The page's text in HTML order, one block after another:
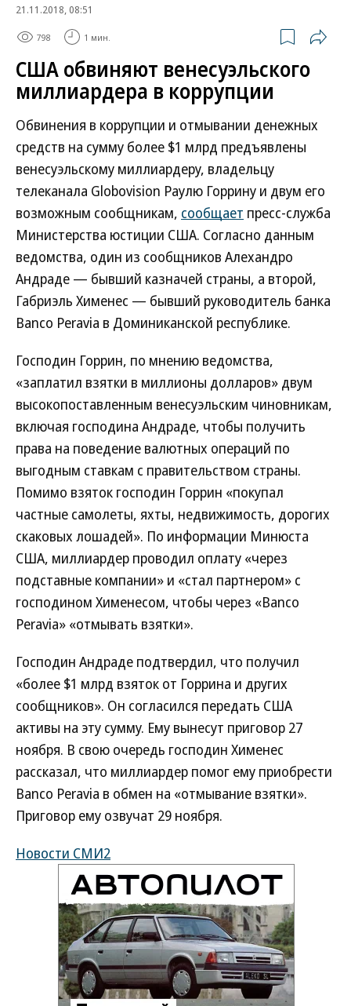
21.11.2018, 08:51
798 1 мин.
США обвиняют венесуэльского
миллиардера в коррупции
Обвинения в коррупции и отмывании денежных
средств на сумму более $1 млрд предъявлены
венесуэльскому миллиардеру, владельцу
телеканала Globovision Раулю Горрину и двум его
возможным сообщникам, сообщает пресс-служба
Министерства юстиции США. Согласно данным
ведомства, один из сообщников Алехандро
Андраде — бывший казначей страны, а второй,
Габриэль Хименес — бывший руководитель банка
Banco Peravia в Доминиканской республике.
Господин Горрин, по мнению ведомства,
«заплатил взятки в миллионы долларов» двум
высокопоставленным венесуэльским чиновникам,
включая господина Андраде, чтобы получить
права на поведение валютных операций по
выгодным ставкам с правительством страны.
Помимо взяток господин Горрин «покупал
частные самолеты, яхты, недвижимость, дорогих
скаковых лошадей». По информации Минюста
США, миллиардер проводил оплату «через
подставные компании» и «стал партнером» с
господином Хименесом, чтобы через «Banco
Peravia» «отмывать взятки».
Господин Андраде подтвердил, что получил
«более $1 млрд взяток от Горрина и других
сообщников». Он согласился передать США
активы на эту сумму. Ему вынесут приговор 27
ноября. В свою очередь господин Хименес
рассказал, что миллиардер помог ему приобрести
Banco Peravia в обмен на «отмывание взятки».
Приговор ему озвучат 29 ноября.
Новости СМИ2